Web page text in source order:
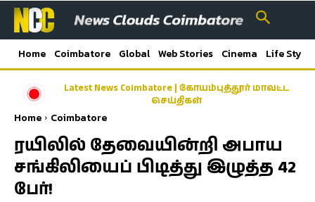
Home Coimbatore Global Web Stories Cinema Life Style
Latest News Coimbatore | கோயம்புத்தூர் மாவட்ட
செய்திகள்
Home Coimbatore
ரயிலில் தேவையின்றி அபாய
சங்கிலியைப் பிடித்து இழுத்த 42
பேர்!